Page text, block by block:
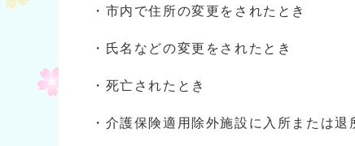
・市内で住所の変更をされたとき
・氏名などの変更をされたとき
・死亡されたとき
・介護保険適用除外施設に入所または退